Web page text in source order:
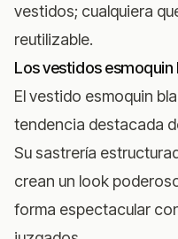
vestidos; cualquiera
reutilizable.
Los vestidos esmoquin
El vestido esmoquin
tendencia destacada
Su sastrería
crean un look
forma espectacular